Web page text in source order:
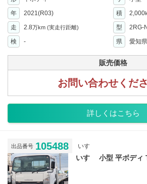
年
2021(R03) 積 2,000
走 2.8万km (実走行距離) 型
2RG-
検
- 県 愛知県
販売価格
お問い合わせくださ
詳しくはこちら
出品番号 105488 いすゞ
いすゞ 小型 平ボディ